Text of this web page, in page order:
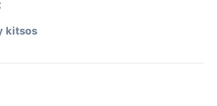
kitsos